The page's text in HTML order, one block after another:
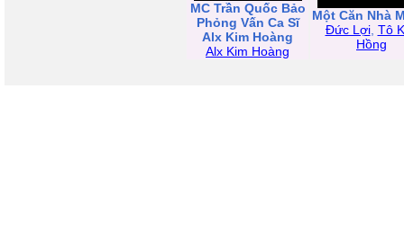
MC Trần Quốc Bảo
Phỏng Vấn Ca Sĩ
Alx Kim Hoàng
Alx Kim Hoàng
Một Căn Nhà
Đức Lợi, Tô
Hồng